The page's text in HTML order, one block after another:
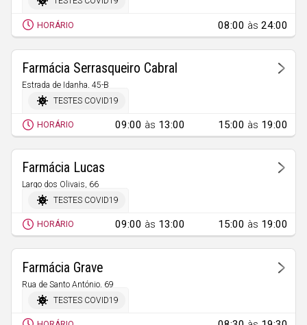
HORÁRIO 08:00 às24:00
Farmácia Serrasqueiro Cabral
Estrada de Idanha, 45-B
Ladoeiro
TESTES COVID19
HORÁRIO 09:00 às 13:00 15:00 às 19:00
Farmácia Lucas
Largo dos Olivais, 66
Lardosa
TESTES COVID19
HORÁRIO 09:00 às 13:00 15:00 às 19:00
Farmácia Grave
Rua de Santo António, 69
Castelo Branco
TESTES COVID19